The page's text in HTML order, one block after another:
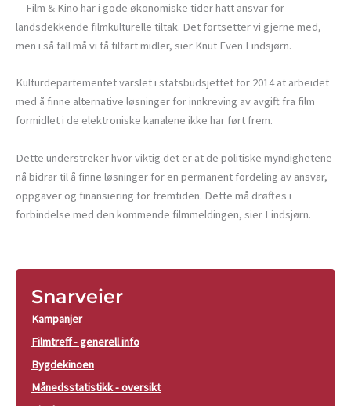
– Film & Kino har i gode økonomiske tider hatt ansvar for
landsdekkende filmkulturelle tiltak. Det fortsetter vi gjerne med,
men i så fall må vi få tilført midler, sier Knut Even Lindsjørn.
Kulturdepartementet varslet i statsbudsjettet for 2014 at arbeidet
med å finne alternative løsninger for innkreving av avgift fra film
formidlet i de elektroniske kanalene ikke har ført frem.
Dette understreker hvor viktig det er at de politiske myndighetene
nå bidrar til å finne løsninger for en permanent fordeling av ansvar,
oppgaver og finansiering for fremtiden. Dette må drøftes i
forbindelse med den kommende filmmeldingen, sier Lindsjørn.
Snarveier
Kampanjer
Filmtreff - generell info
Bygdekinoen
Månedsstatistikk - oversikt